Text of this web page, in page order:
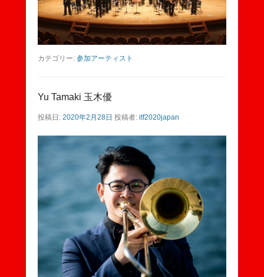
カテゴリー: 参加アーティスト
Yu Tamaki 玉木優
投稿日: 2020年2月28日 投稿者: itf2020japan